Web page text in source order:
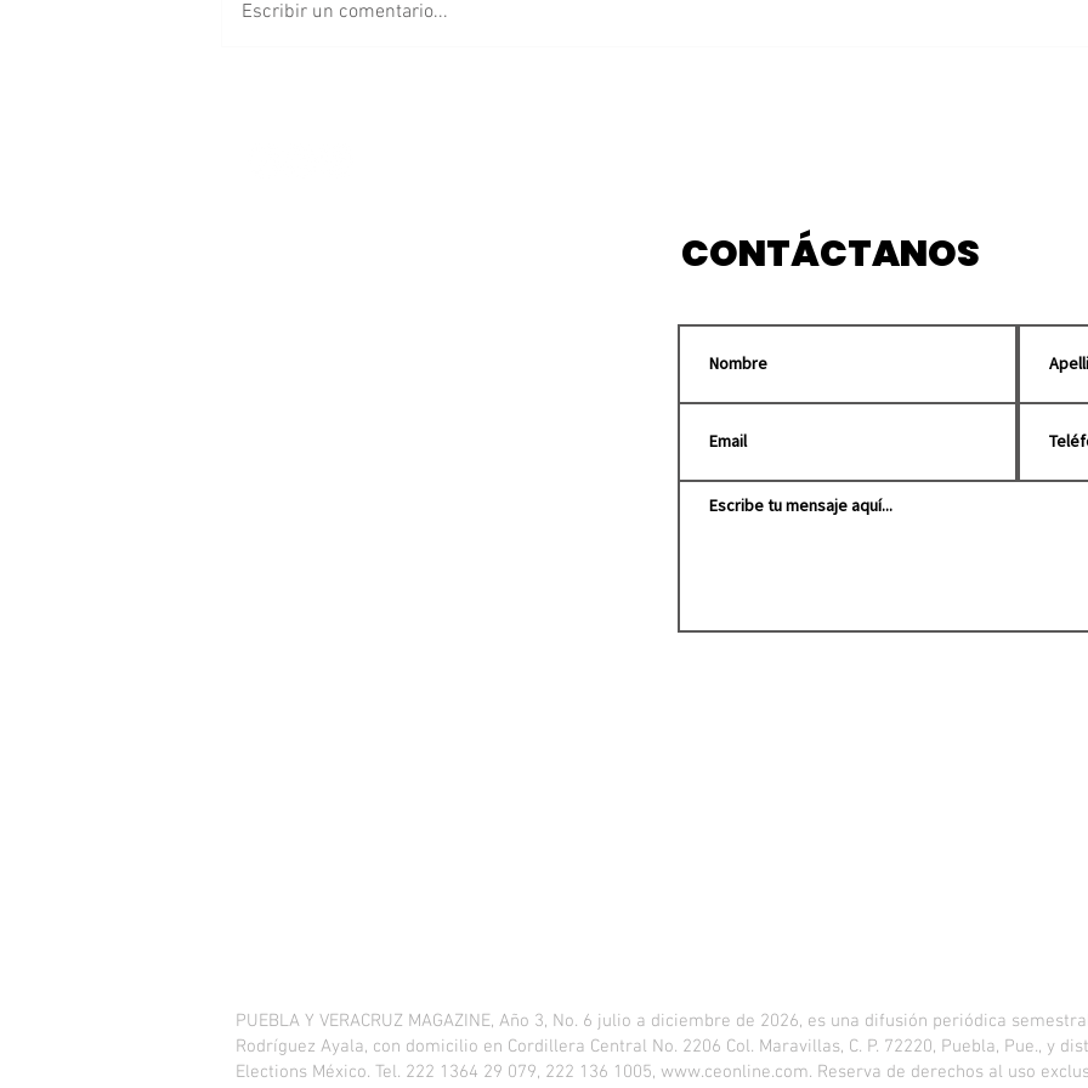
Escribir un comentario...
CONTÁCTANOS
PUEBLA Y VERACRUZ MAGAZINE, Año 3, No. 6 julio a diciembre de 2026, es una difusión periódica
Rodríguez Ayala, con domicilio en Cordillera Central No. 2206 Col. Maravillas, C. P. 72220, Puebla, Pue., y
Elections México. Tel. 222 1364 29 079, 222 136 1005, www.ceonline.com. Reserva de derechos al uso